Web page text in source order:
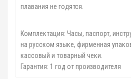
плавания не годятся.
Комплектация: Часы, паспорт,
на русском языке, фирменная
кассовый и товарный чеки.
Гарантия: 1 год от производителя